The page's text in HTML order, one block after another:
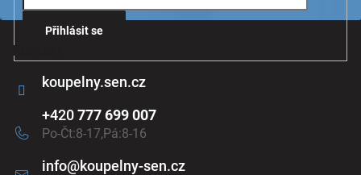
u
Kontakt
info@koupelny-sen.cz
+420777 699 007
Po-Čt:8-17,Pá:8-16
koupelny.sen.cz
Přihlásit se